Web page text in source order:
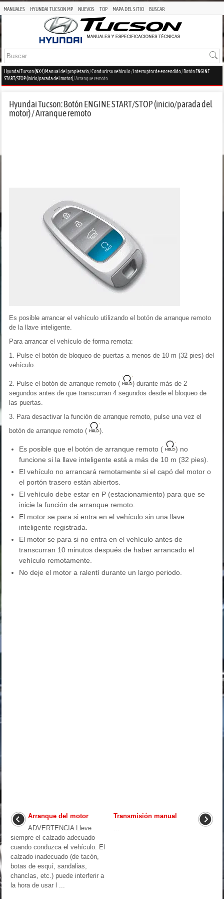
MANUALES HYUNDAI TUCSON MP NUEVOS TOP MAPA DEL SITIO BUSCAR
Hyundai Tucson (NX4) Manual del propietario/Conducir su vehículo/ Interruptor de encendido/Botón ENGINE
START/STOP (inicio/parada del motor)/ Arranque remoto
Hyundai Tucson: Botón ENGINE START/STOP (inicio/parada del
motor) / Arranque remoto
Es posible arrancar el vehículo utilizando el botón de arranque remoto
de la llave inteligente.
Para arrancar el vehículo de forma remota:
1. Pulse el botón de bloqueo de puertas a menos de 10 m (32 pies) del
vehículo.
2. Pulse el botón de arranque remoto (
) durante más de 2
segundos antes de que transcurran 4 segundos desde el bloqueo de
las puertas.
3. Para desactivar la función de arranque remoto, pulse una vez el
botón de arranque remoto (
).
Es posible que el botón de arranque remoto (
) no
funcione si la llave inteligente está a más de 10 m (32 pies).
El vehículo no arrancará remotamente si el capó del motor o
el portón trasero están abiertos.
El vehículo debe estar en P (estacionamiento) para que se
inicie la función de arranque remoto.
El motor se para si entra en el vehículo sin una llave
inteligente registrada.
El motor se para si no entra en el vehículo antes de
transcurran 10 minutos después de haber arrancado el
vehículo remotamente.
No deje el motor a ralentí durante un largo periodo.
Arranque del motor
ADVERTENCIA Lleve
siempre el calzado adecuado
cuando conduzca el vehículo. El
calzado inadecuado (de tacón,
botas de esquí, sandalias,
chanclas, etc.) puede interferir a
la hora de usar l ...
Transmisión manual